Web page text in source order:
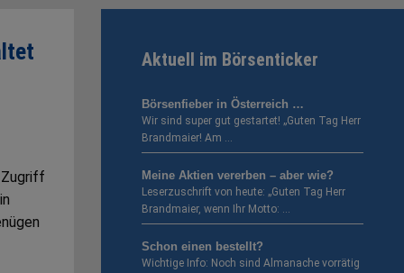
Zugriff
Aktuell im Börsenticker
Börsenfieber in Österreich …
Wir sind super gut gestartet! „Guten Tag Herr
Brandmaier! Am …
Meine Aktien vererben – aber wie?
Leserzuschrift von heute: „Guten Tag Herr
Brandmaier, wenn Ihr Motto: …
Schon einen bestellt?
Wichtige Info: Noch sind Almanache vorrätig